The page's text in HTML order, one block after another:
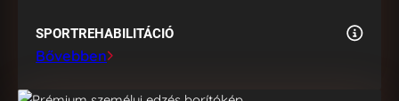
SPORTREHABILITÁCIÓ
Bővebben